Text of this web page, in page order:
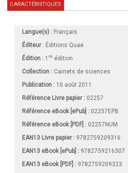
CARACTÉRISTIQUES
Langue(s) : Français
Éditeur : Éditions Quae
Édition : 1 re édition
Collection : Carnets de sciences
Publication : 10 août 2011
Référence Livre papier : 02257
Référence eBook [ePub] : 02257EPB
Référence eBook [PDF] : 02257NUM
EAN13 Livre papier : 9782759209316
EAN13 eBook [ePub] : 9782759216307
EAN13 eBook [PDF] : 9782759209323